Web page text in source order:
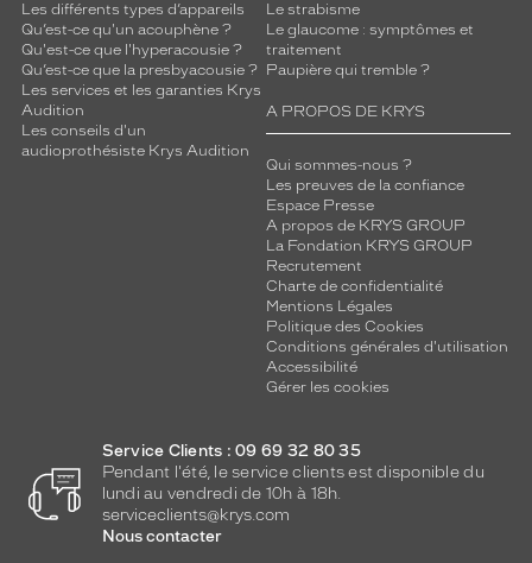
Les différents types d’appareils
Qu’est-ce qu'un acouphène ?
Qu'est-ce que l'hyperacousie ?
Qu’est-ce que la presbyacousie ?
Les services et les garanties Krys
Audition
Les conseils d'un
audioprothésiste Krys Audition
Le strabisme
Le glaucome : symptômes et
traitement
Paupière qui tremble ?
A PROPOS DE KRYS
Qui sommes-nous ?
Les preuves de la confiance
Espace Presse
A propos de KRYS GROUP
La Fondation KRYS GROUP
Recrutement
Charte de confidentialité
Mentions Légales
Politique des Cookies
Conditions générales d'utilisation
Accessibilité
Gérer les cookies
Service Clients : 09 69 32 80 35
Pendant l'été, le service clients est disponible du
lundi au vendredi de 10h à 18h.
serviceclients@krys.com
Nous contacter